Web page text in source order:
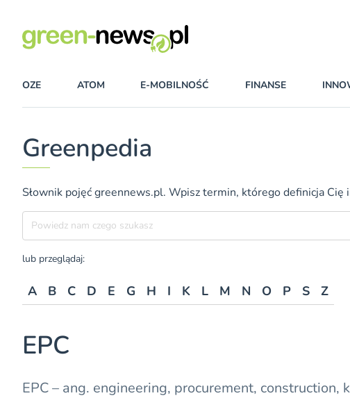
OZE ATOM E-MOBILNOŚĆ FINANSE
Greenpedia
Słownik pojęć greennews.pl. Wpisz termin, którego definicja Cię
Szukane hasło
lub przeglądaj:
A B C D E G H I K L M N O P S Z
EPC
EPC– ang. engineering, procurement, construction,